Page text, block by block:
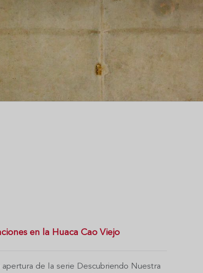
en la Huaca Cao Viejo
apertura de la serie Descubriendo Nuestra